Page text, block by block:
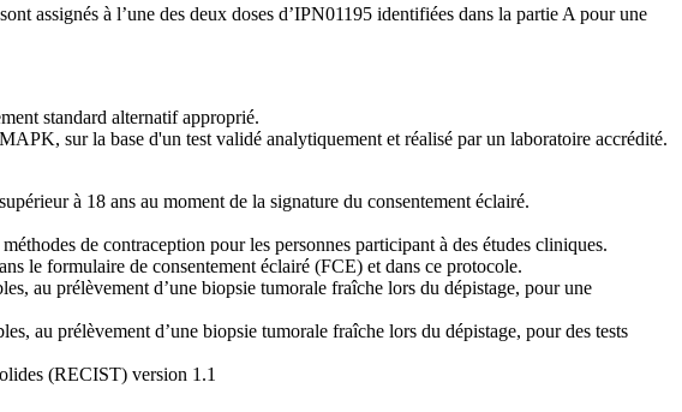
assignés à l’une des deux doses d’IPN01195 identifiées dans la partie A pour une
standard alternatif approprié.
sur la base d'un test validé analytiquement et réalisé par un laboratoire accrédité.
à 18 ans au moment de la signature du consentement éclairé.
de contraception pour les personnes participant à des études cliniques.
le formulaire de consentement éclairé (FCE) et dans ce protocole.
au prélèvement d’une biopsie tumorale fraîche lors du dépistage, pour une
au prélèvement d’une biopsie tumorale fraîche lors du dépistage, pour des tests
(RECIST) version 1.1